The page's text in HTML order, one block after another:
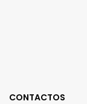
CONTACTOS